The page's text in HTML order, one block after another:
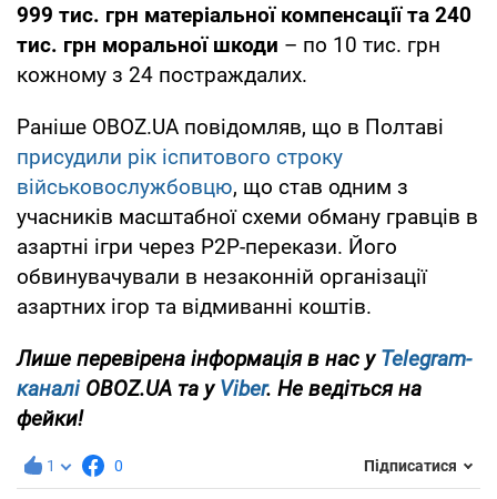
999 тис. грн матеріальної компенсації та 240
тис. грн моральної шкоди – по 10 тис. грн
кожному з 24 постраждалих.
Раніше OBOZ.UA повідомляв, що в Полтаві
присудили рік іспитового строку
військовослужбовцю, що став одним з
учасників масштабної схеми обману гравців в
азартні ігри через P2P-перекази. Його
обвинувачували в незаконній організації
азартних ігор та відмиванні коштів.
Лише перевірена інформація в нас уTelegram-
каналіOBOZ.UA та уViber. Не ведіться на
фейки!
1 0 Підписатися